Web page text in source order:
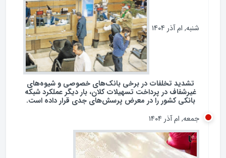
تشدید تخلفات در برخی بانک‌های خصوصی و شیوه‌های
غیرشفاف در پرداخت تسهیلات کلان، بار دیگر عملکرد شبکه
بانکی کشور را در معرض پرسش‌های جدی قرار داده است.